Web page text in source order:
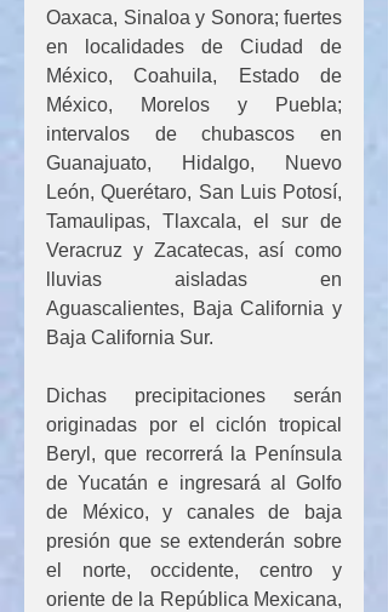
Oaxaca, Sinaloa y Sonora; fuertes
en localidades de Ciudad de
México, Coahuila, Estado de
México, Morelos y Puebla;
intervalos de chubascos en
Guanajuato, Hidalgo, Nuevo
León, Querétaro, San Luis Potosí,
Tamaulipas, Tlaxcala, el sur de
Veracruz y Zacatecas, así como
lluvias aisladas en
Aguascalientes, Baja California y
Baja California Sur.
Dichas precipitaciones serán
originadas por el ciclón tropical
Beryl, que recorrerá la Península
de Yucatán e ingresará al Golfo
de México, y canales de baja
presión que se extenderán sobre
el norte, occidente, centro y
oriente de la República Mexicana,